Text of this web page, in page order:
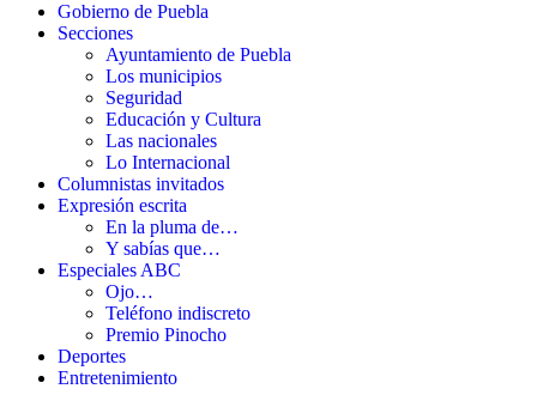
Gobierno de Puebla
Secciones
Ayuntamiento de Puebla
Los municipios
Seguridad
Educación y Cultura
Las nacionales
Lo Internacional
Columnistas invitados
Expresión escrita
En la pluma de…
Y sabías que…
Especiales ABC
Ojo…
Teléfono indiscreto
Premio Pinocho
Deportes
Entretenimiento